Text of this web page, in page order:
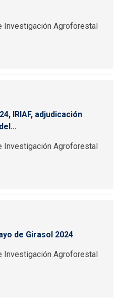
Investigación Agroforestal
IRIAF, adjudicación
Investigación Agroforestal
de Girasol 2024
Investigación Agroforestal